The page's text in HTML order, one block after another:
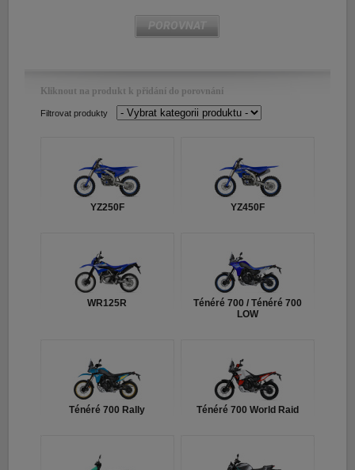
POROVNAT
Kliknout na produkt k přidání do porovnání
Filtrovat produkty
YZ250F YZ450F
WR125R
Ténéré 700 / Ténéré 700
LOW
Ténéré 700 Rally Ténéré 700 World Raid